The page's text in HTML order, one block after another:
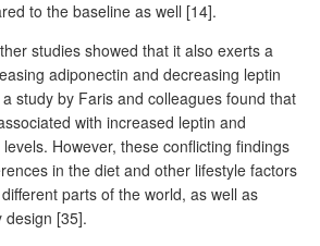
to the baseline as well [14].
studies showed that it also exerts a
adiponectin and decreasing leptin
study by Faris and colleagues found that
with increased leptin and
However, these conflicting findings
in the diet and other lifestyle factors
parts of the world, as well as
design [35].